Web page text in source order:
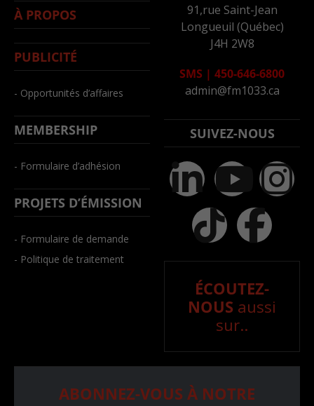
À PROPOS
PUBLICITÉ
- Opportunités d’affaires
MEMBERSHIP
- Formulaire d’adhésion
PROJETS D’ÉMISSION
- Formulaire de demande
- Politique de traitement
91,rue Saint-Jean
Longueuil (Québec)
J4H 2W8
SMS | 450-646-6800
admin@fm1033.ca
SUIVEZ-NOUS
ÉCOUTEZ-
NOUS aussi
sur..
ABONNEZ-VOUS À NOTRE